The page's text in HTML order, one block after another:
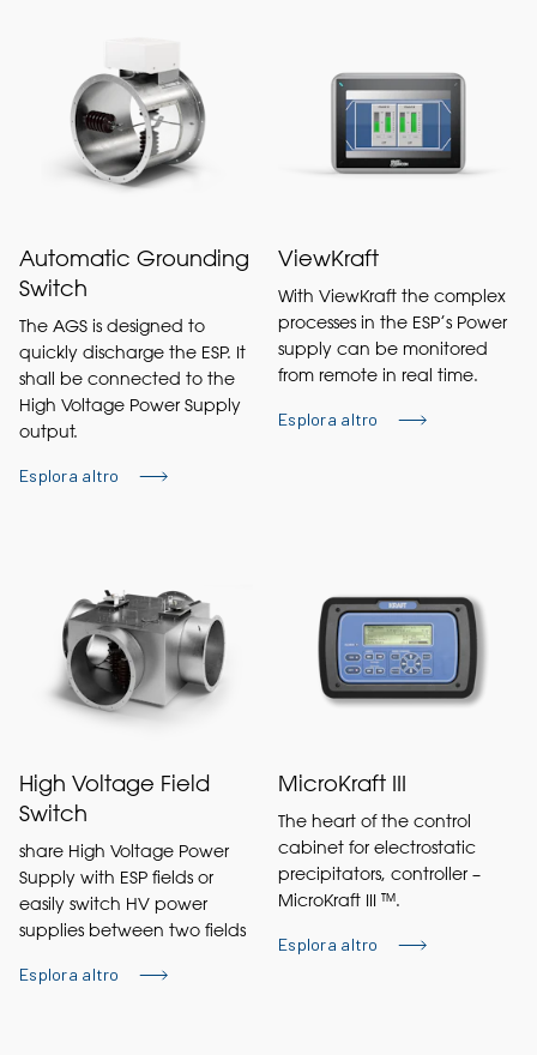
Automatic Grounding
Switch
The AGS is designed to
quickly discharge the ESP. It
shall be connected to the
High Voltage Power Supply
output.
Esplora altro
ViewKraft
With ViewKraft the complex
processes in the ESP’s Power
supply can be monitored
from remote in real time.
Esplora altro
High Voltage Field
Switch
share High Voltage Power
Supply with ESP fields or
easily switch HV power
supplies between two fields
Esplora altro
MicroKraft III
The heart of the control
cabinet for electrostatic
precipitators, controller –
MicroKraft III ™.
Esplora altro